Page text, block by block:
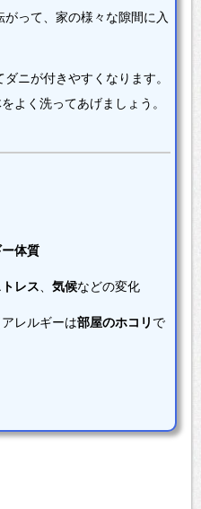
がって、家の様々な隙間に入
ニが付きやすくなります。
よく洗ってあげましょう。
体質
トレス 気候などの変化
レルギーは部屋のホコリ で